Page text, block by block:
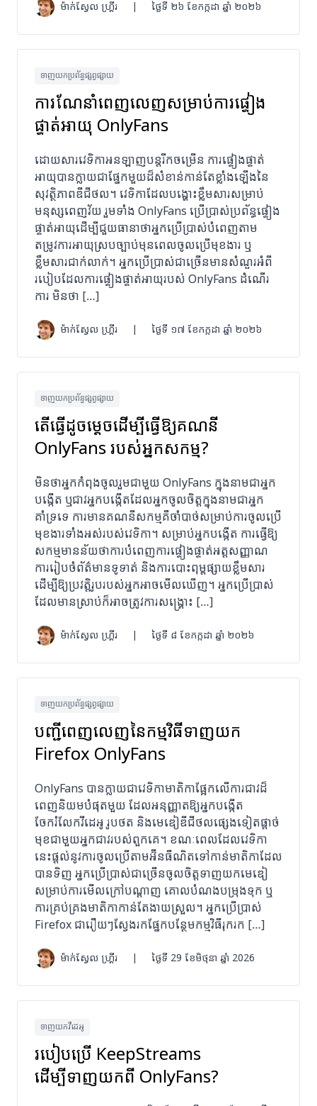
ម៉ាក់ស្វែល ហ្គ្រីរ ថ្ងៃទី ២៦ ខែកក្កដា ឆ្នាំ ២០២៦
ទាញយកប្រព័ន្ធផ្សព្វផ្សាយ
ការណែនាំពេញលេញសម្រាប់ការផ្ទៀង
ផ្ទាត់អាយុ OnlyFans
ដោយសារវេទិកាអនឡាញបន្តរីកចម្រើន ការផ្ទៀងផ្ទាត់
អាយុបានក្លាយជាផ្នែកមួយដ៏សំខាន់កាន់តែខ្លាំងឡើងនៃ
សុវត្ថិភាពឌីជីថល។ វេទិកាដែលបង្ហោះខ្លឹមសារសម្រាប់
មនុស្សពេញវ័យ រួមទាំង OnlyFans ប្រើប្រាស់ប្រព័ន្ធផ្ទៀង
ផ្ទាត់អាយុដើម្បីជួយធានាថាអ្នកប្រើប្រាស់បំពេញតាម
តម្រូវការអាយុស្របច្បាប់មុនពេលចូលប្រើមុខងារ ឬ
ខ្លឹមសារជាក់លាក់។ អ្នកប្រើប្រាស់ជាច្រើនមានសំណួរអំពី
របៀបដែលការផ្ទៀងផ្ទាត់អាយុរបស់ OnlyFans ដំណើរ
ការ មិនថា […]
ម៉ាក់ស្វែល ហ្គ្រីរ ថ្ងៃទី ១៧ ខែកក្កដា ឆ្នាំ ២០២៦
ទាញយកប្រព័ន្ធផ្សព្វផ្សាយ
តើធ្វើដូចម្តេចដើម្បីធ្វើឱ្យគណនី
OnlyFans របស់អ្នកសកម្ម?
មិនថាអ្នកកំពុងចូលរួមជាមួយ OnlyFans ក្នុងនាមជាអ្នក
បង្កើត ឬជាវអ្នកបង្កើតដែលអ្នកចូលចិត្តក្នុងនាមជាអ្នក
គាំទ្រទេ ការមានគណនីសកម្មគឺចាំបាច់សម្រាប់ការចូលប្រើ
មុខងារទាំងអស់របស់វេទិកា។ សម្រាប់អ្នកបង្កើត ការធ្វើឱ្យ
សកម្មមានន័យថាការបំពេញការផ្ទៀងផ្ទាត់អត្តសញ្ញាណ
ការរៀបចំព័ត៌មានទូទាត់ និងការបោះពុម្ពផ្សាយខ្លឹមសារ
ដើម្បីឱ្យប្រវត្តិរូបរបស់អ្នកអាចមើលឃើញ។ អ្នកប្រើប្រាស់
ដែលមានស្រាប់ក៏អាចត្រូវការសង្គ្រោះ […]
ម៉ាក់ស្វែល ហ្គ្រីរ ថ្ងៃទី ៨ ខែកក្កដា ឆ្នាំ ២០២៦
ទាញយកប្រព័ន្ធផ្សព្វផ្សាយ
បញ្ជីពេញលេញនៃកម្មវិធីទាញយក
Firefox OnlyFans
OnlyFans បានក្លាយជាវេទិកាមាតិកាផ្អែកលើការជាវដ៏
ពេញនិយមបំផុតមួយ ដែលអនុញ្ញាតឱ្យអ្នកបង្កើត
ចែករំលែកវីដេអូ រូបថត និងមេឌៀឌីជីថលផ្សេងទៀតផ្តាច់
មុខជាមួយអ្នកជាវរបស់ពួកគេ។ ខណៈពេលដែលវេទិកា
នេះផ្តល់នូវការចូលប្រើតាមអ៊ីនធឺណិតទៅកាន់មាតិកាដែល
បានទិញ អ្នកប្រើប្រាស់ជាច្រើនចូលចិត្តទាញយកមេឌៀ
សម្រាប់ការមើលក្រៅបណ្តាញ គោលបំណងបម្រុងទុក ឬ
ការគ្រប់គ្រងមាតិកាកាន់តែងាយស្រួល។ អ្នកប្រើប្រាស់
Firefox ជារឿយៗស្វែងរកផ្នែកបន្ថែមកម្មវិធីរុករក […]
ម៉ាក់ស្វែល ហ្គ្រីរ ថ្ងៃទី 29 ខែមិថុនា ឆ្នាំ 2026
ទាញយកវីដេអូ
របៀបប្រើ KeepStreams
ដើម្បីទាញយកពី OnlyFans?